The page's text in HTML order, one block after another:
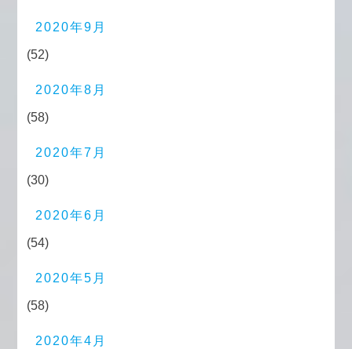
2020年9月
(52)
2020年8月
(58)
2020年7月
(30)
2020年6月
(54)
2020年5月
(58)
2020年4月